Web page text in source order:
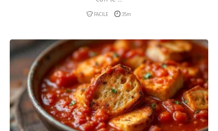
FACILE 35m